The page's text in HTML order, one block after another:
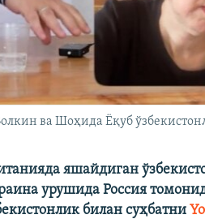
ва Шоҳида Ёқуб
яшайдиган
урушида Россия
билан суҳбатни